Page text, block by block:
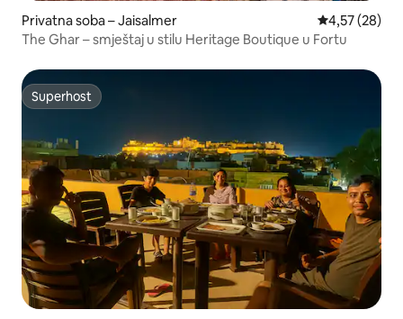
Privatna soba – Jaisalmer Prosječna
4,57 (28)
The Ghar – smještaj u stilu Heritage Boutique u Fortu
Superhost
Superhost